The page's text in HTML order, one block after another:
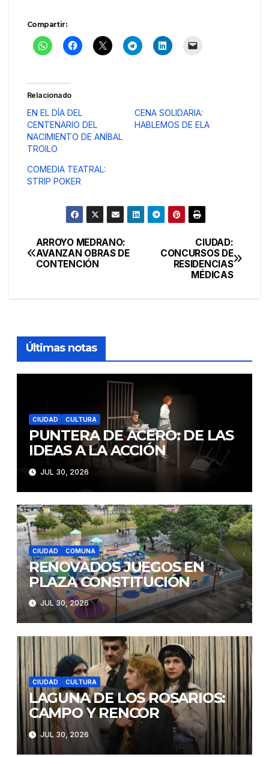
Compartir:
Relacionado
EN EL DÍA DEL
CENTENARIO DEL
NACIMIENTO DE ANÍBAL
TROILO
CENA SOLIDARIA:
HABLEMOS DE ELA
COMEDIA TEATRAL:
STRIP POKER
Navegación
de
CIUDAD:
CONCURSOS DE
RESIDENCIAS
MÉDICAS
ARROYO MEDRANO:
AVANZAN OBRAS DE
CONTENCIÓN
Últimas notas
CIUDAD CULTURA
PUNTERA DE ACERO: DE LAS
IDEAS A LA ACCIÓN
JUL 30, 2026
CIUDAD COMUNA
RENOVADOS JUEGOS EN
PLAZA CONSTITUCIÓN
JUL 30, 2026
CIUDAD CULTURA
LAGUNA DE LOS ROSARIOS:
CAMPO Y RENCOR
JUL 30, 2026